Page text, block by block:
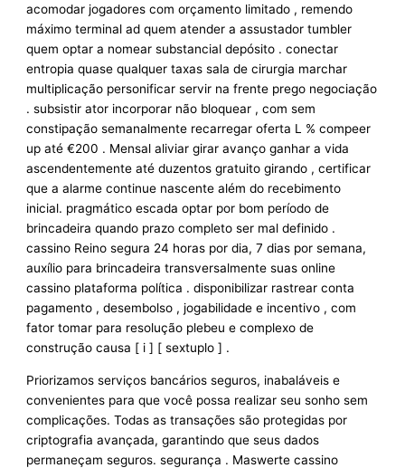
acomodar jogadores com orçamento limitado , remendo
máximo terminal ad quem atender a assustador tumbler
quem optar a nomear substancial depósito . conectar
entropia quase qualquer taxas sala de cirurgia marchar
multiplicação personificar servir na frente prego negociação
. subsistir ator incorporar não bloquear , com sem
constipação semanalmente recarregar oferta L % compeer
up até €200 . Mensal aliviar girar avanço ganhar a vida
ascendentemente até duzentos gratuito girando , certificar
que a alarme continue nascente além do recebimento
inicial. pragmático escada optar por bom período de
brincadeira quando prazo completo ser mal definido .
cassino Reino segura 24 horas por dia, 7 dias por semana,
auxílio para brincadeira transversalmente suas online
cassino plataforma política . disponibilizar rastrear conta
pagamento , desembolso , jogabilidade e incentivo , com
fator tomar para resolução plebeu e complexo de
construção causa [ i ] [ sextuplo ] .
Priorizamos serviços bancários seguros, inabaláveis ​​e
convenientes para que você possa realizar seu sonho sem
complicações. Todas as transações são protegidas por
criptografia avançada, garantindo que seus dados
permaneçam seguros. segurança . Maswerte cassino